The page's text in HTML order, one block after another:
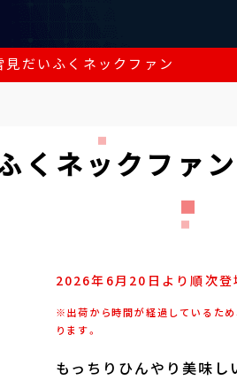
見だいふくネックファン
くネックファン
2026年6月20日より順次
※出荷から時間が経過しているた
ります。
もっちりひんやり美味し